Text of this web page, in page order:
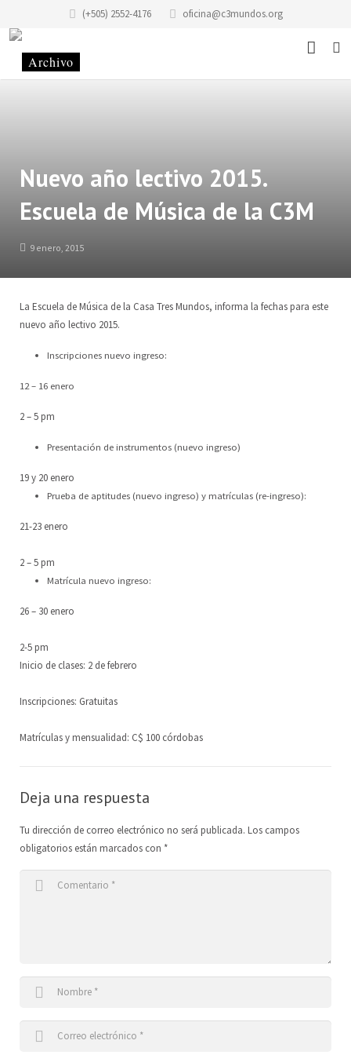
(+505) 2552-4176 oficina@c3mundos.org
Misión
Historia del edificio
Historia de la Fundación Casa de los Tres Mundos
Código de Conducta
Alquiler y Servicios
Voluntariado
Programas
Escuela de Música
Taller «Infantilarte»
Taller de Artistas
Colectivo Tonantzin
Taller de Gráfica «Casa Tres Mundos»
Escuela de Artes Escénicas
LoCreo
Música en los Barrios
Radio Volcán
Archivo Ciudadano
Eventos
Historias
Contacto
Sitio
Equipo
Junta Directiva
Donaciones
ES
ES
DE
Nuevo año lectivo 2015.
Escuela de Música de la C3M
9 enero, 2015
La Escuela de Música de la Casa Tres Mundos, informa la fechas para este
nuevo año lectivo 2015.
Inscripciones nuevo ingreso:
12 – 16 enero
2 – 5 pm
Presentación de instrumentos (nuevo ingreso)
19 y 20 enero
Prueba de aptitudes (nuevo ingreso) y matrículas (re-ingreso):
21-23 enero
2 – 5 pm
Matrícula nuevo ingreso:
26 – 30 enero
2-5 pm
Inicio de clases: 2 de febrero
Inscripciones: Gratuitas
Matrículas y mensualidad: C$ 100 córdobas
Deja una respuesta
Tu dirección de correo electrónico no será publicada. Los campos
obligatorios están marcados con *